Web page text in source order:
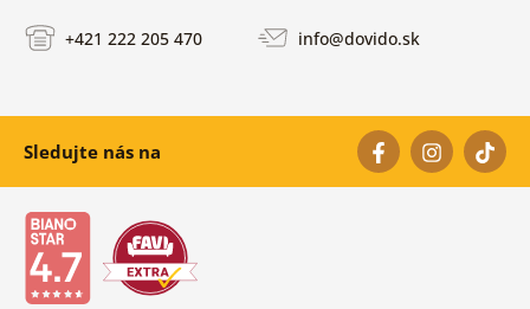
+421 222 205 470 info@dovido.sk
Sledujte nás na